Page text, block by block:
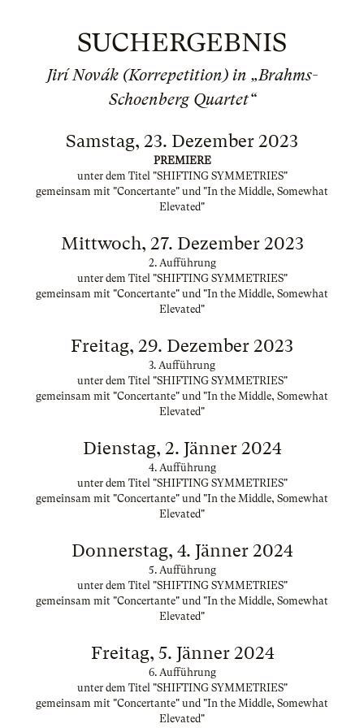
SUCHERGEBNIS
Jirí Novák (Korrepetition) in „Brahms-
Schoenberg Quartet“
Samstag, 23. Dezember 2023
PREMIERE
unter dem Titel "SHIFTING SYMMETRIES"
gemeinsam mit "Concertante" und "In the Middle, Somewhat
Elevated"
Mittwoch, 27. Dezember 2023
2. Aufführung
unter dem Titel "SHIFTING SYMMETRIES"
gemeinsam mit "Concertante" und "In the Middle, Somewhat
Elevated"
Freitag, 29. Dezember 2023
3. Aufführung
unter dem Titel "SHIFTING SYMMETRIES"
gemeinsam mit "Concertante" und "In the Middle, Somewhat
Elevated"
Dienstag, 2. Jänner 2024
4. Aufführung
unter dem Titel "SHIFTING SYMMETRIES"
gemeinsam mit "Concertante" und "In the Middle, Somewhat
Elevated"
Donnerstag, 4. Jänner 2024
5. Aufführung
unter dem Titel "SHIFTING SYMMETRIES"
gemeinsam mit "Concertante" und "In the Middle, Somewhat
Elevated"
Freitag, 5. Jänner 2024
6. Aufführung
unter dem Titel "SHIFTING SYMMETRIES"
gemeinsam mit "Concertante" und "In the Middle, Somewhat
Elevated"